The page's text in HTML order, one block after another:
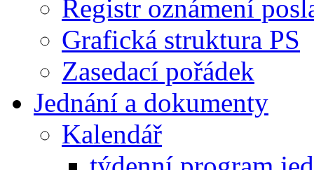
Registr oznámení
Grafická struktura PS
Zasedací pořádek
Jednání a dokumenty
Kalendář